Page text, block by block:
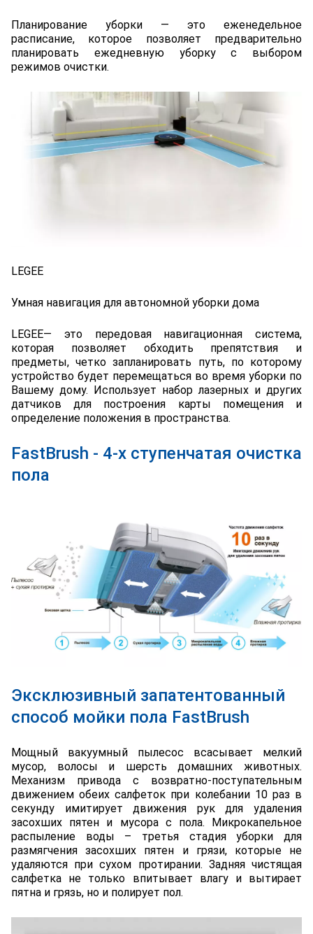
Планирование уборки — это еженедельное
расписание, которое позволяет предварительно
планировать ежедневную уборку с выбором
режимов очистки.
LEGEE
Умная навигация для автономной уборки дома
LEGEE— это передовая навигационная система,
которая позволяет обходить препятствия и
предметы, четко запланировать путь, по которому
устройство будет перемещаться во время уборки по
Вашему дому. Использует набор лазерных и других
датчиков для построения карты помещения и
определение положения в пространства.
FastBrush - 4-х ступенчатая очистка
пола
Эксклюзивный запатентованный
способ мойки пола FastBrush
Мощный вакуумный пылесос всасывает мелкий
мусор, волосы и шерсть домашних животных.
Механизм привода с возвратно-поступательным
движением обеих салфеток при колебании 10 раз в
секунду имитирует движения рук для удаления
засохших пятен и мусора с пола. Микрокапельное
распыление воды – третья стадия уборки для
размягчения засохших пятен и грязи, которые не
удаляются при сухом протирании. Задняя чистящая
салфетка не только впитывает влагу и вытирает
пятна и грязь, но и полирует пол.